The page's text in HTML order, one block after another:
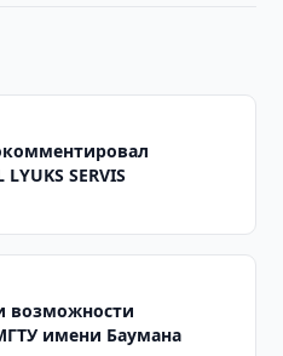
SERVIS
возможности
имени Баумана